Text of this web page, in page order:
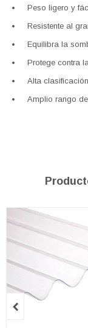
Peso ligero y
Resistente al
Equilibra la
Protege contra
Alta
Amplio rango
